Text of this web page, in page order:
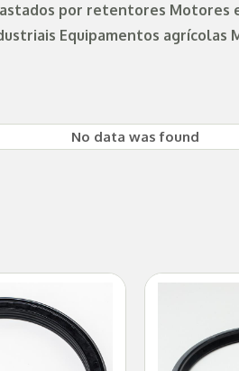
por retentores Motores
Equipamentos agrícolas
No data was found